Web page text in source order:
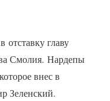
отставку главу
Смолия. Нардепы
внес в
Зеленский.